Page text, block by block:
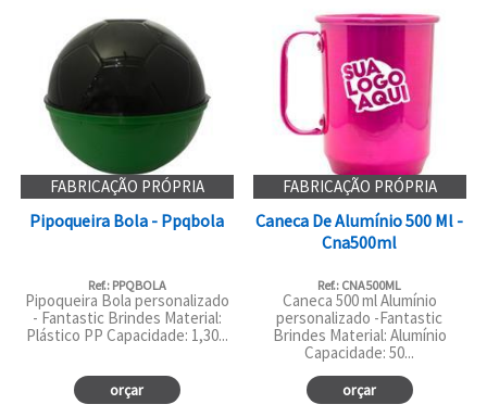
FABRICAÇÃO PRÓPRIA
Pipoqueira Bola - Ppqbola
Ref.: PPQBOLA
Pipoqueira Bola personalizado
- Fantastic Brindes Material:
Plástico PP Capacidade: 1,30...
orçar
FABRICAÇÃO PRÓPRIA
Caneca De Alumínio 500 Ml -
Cna500ml
Ref.: CNA500ML
Caneca 500 ml Alumínio
personalizado -Fantastic
Brindes Material: Alumínio
Capacidade: 50...
orçar